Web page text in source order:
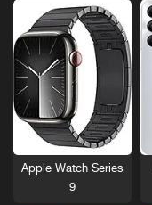
Apple Watch Series
9